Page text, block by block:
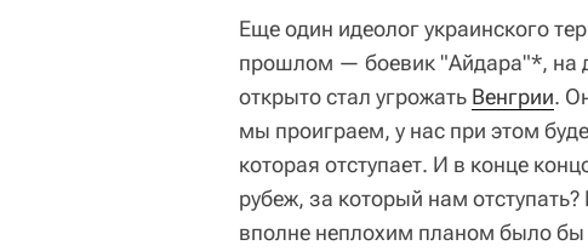
Еще один идеолог украинского
прошлом — боевик "Айдара"*, на
открыто стал угрожать Венгрии.
мы проиграем, у нас при этом
которая отступает. И в конце
рубеж, за который нам
вполне неплохим планом было бы